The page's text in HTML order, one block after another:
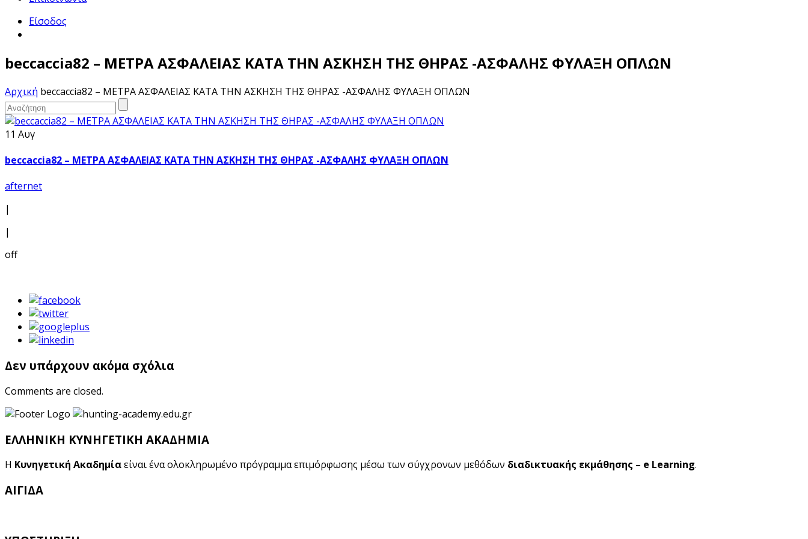
Είσοδος
beccaccia82 – ΜΕΤΡΑ ΑΣΦΑΛΕΙΑΣ ΚΑΤΑ ΤΗΝ ΑΣΚΗΣΗ ΤΗΣ ΘΗΡΑΣ -ΑΣΦΑΛΗΣ ΦΥΛΑΞΗ ΟΠΛΩΝ
Αρχική beccaccia82 – ΜΕΤΡΑ ΑΣΦΑΛΕΙΑΣ ΚΑΤΑ ΤΗΝ ΑΣΚΗΣΗ ΤΗΣ ΘΗΡΑΣ -ΑΣΦΑΛΗΣ ΦΥΛΑΞΗ ΟΠΛΩΝ
11 Αυγ
beccaccia82 – ΜΕΤΡΑ ΑΣΦΑΛΕΙΑΣ ΚΑΤΑ ΤΗΝ ΑΣΚΗΣΗ ΤΗΣ ΘΗΡΑΣ -ΑΣΦΑΛΗΣ ΦΥΛΑΞΗ ΟΠΛΩΝ
afternet
|
|
off
Δεν υπάρχουν ακόμα σχόλια
Comments are closed.
ΕΛΛΗΝΙΚΗ ΚΥΝΗΓΕΤΙΚΗ ΑΚΑΔΗΜΙΑ
Η Κυνηγετική Ακαδημίαείναι ένα ολοκληρωμένο πρόγραμμα επιμόρφωσης μέσω των σύγχρονων μεθόδων διαδικτυακής εκμάθησης – e Learning.
ΑΙΓΙΔΑ